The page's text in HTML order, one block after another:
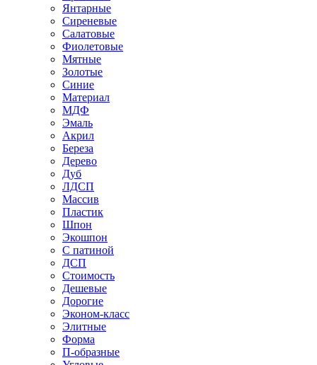
Янтарные
Сиреневые
Салатовые
Фиолетовые
Мятные
Золотые
Синие
Материал
МДФ
Эмаль
Акрил
Береза
Дерево
Дуб
ЛДСП
Массив
Пластик
Шпон
Экошпон
С патиной
ДСП
Стоимость
Дешевые
Дорогие
Эконом-класс
Элитные
Форма
П-образные